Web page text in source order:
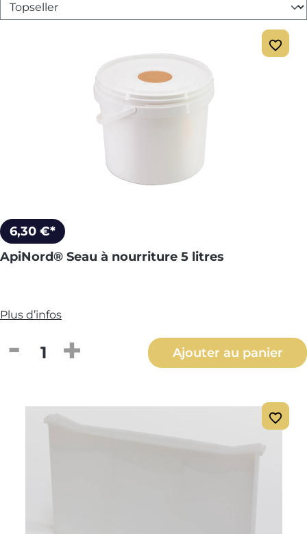
6,30 €*
ApiNord® Seau à nourriture 5 litres
Plus d’infos
Quantité de produit : Entrez la
Ajouter au panier